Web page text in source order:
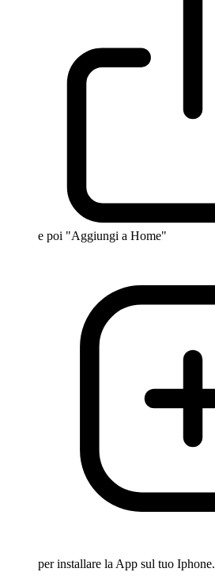
e poi "Aggiungi a Home"
per installare la App sul tuo Iphone.